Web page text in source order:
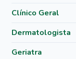
Clínico Geral
Dermatologista
Geriatra